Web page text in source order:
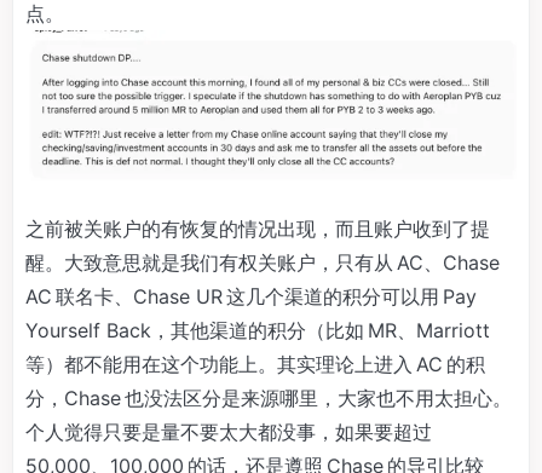
点。
之前被关账户的有恢复的情况出现，而且账户收到了提
醒。大致意思就是我们有权关账户，只有从 AC、Chase
AC 联名卡、Chase UR 这几个渠道的积分可以用 Pay
Yourself Back，其他渠道的积分（比如 MR、Marriott
等）都不能用在这个功能上。其实理论上进入 AC 的积
分，Chase 也没法区分是来源哪里，大家也不用太担心。
个人觉得只要是量不要太大都没事，如果要超过
50,000、100,000 的话，还是遵照 Chase 的导引比较